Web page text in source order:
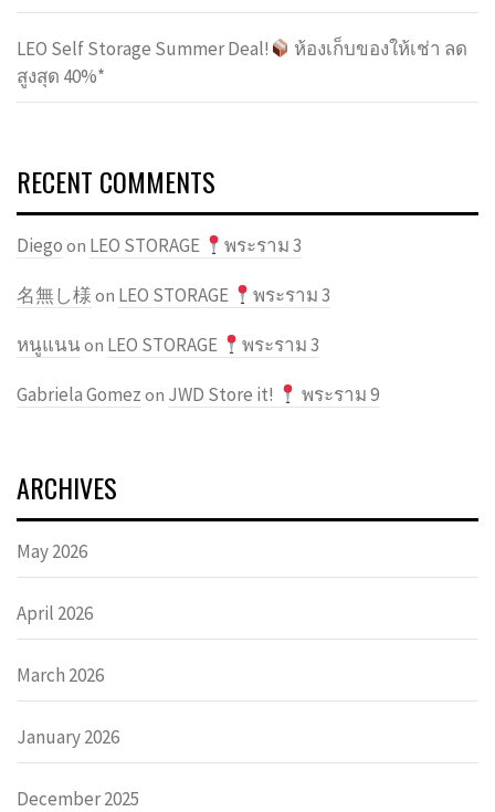
LEO Self Storage Summer Deal!
ห้องเก็บของให้เช่า ลด
สูงสุด 40%*
RECENT COMMENTS
Diego on LEO STORAGE พระราม 3
名無し様 on LEO STORAGE พระราม 3
หนูแนน on LEO STORAGE พระราม 3
Gabriela Gomez on JWD Store it! พระราม 9
ARCHIVES
May 2026
April 2026
March 2026
January 2026
December 2025